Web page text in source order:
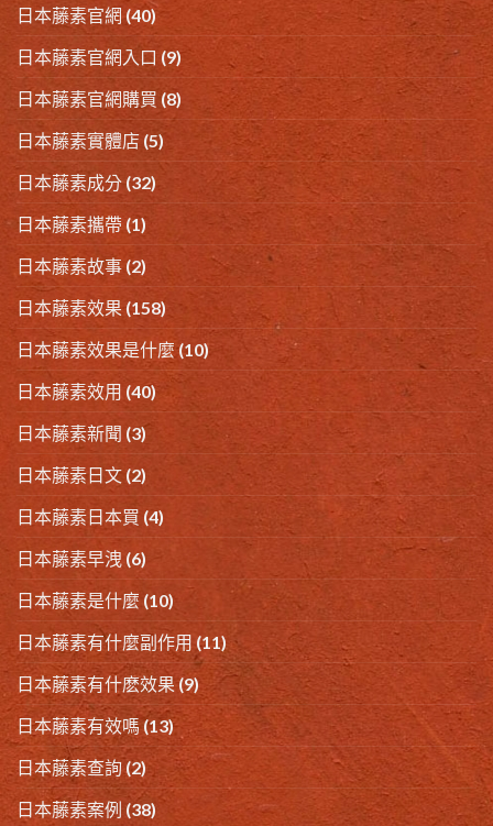
日本藤素官網 (40)
日本藤素官網入口 (9)
日本藤素官網購買 (8)
日本藤素實體店 (5)
日本藤素成分 (32)
日本藤素攜帶 (1)
日本藤素故事 (2)
日本藤素效果 (158)
日本藤素效果是什麼(10)
日本藤素效用 (40)
日本藤素新聞 (3)
日本藤素日文 (2)
日本藤素日本買 (4)
日本藤素早洩 (6)
日本藤素是什麼 (10)
日本藤素有什麼副作用 (11)
日本藤素有什麽效果 (9)
日本藤素有效嗎(13)
日本藤素查詢 (2)
日本藤素案例 (38)